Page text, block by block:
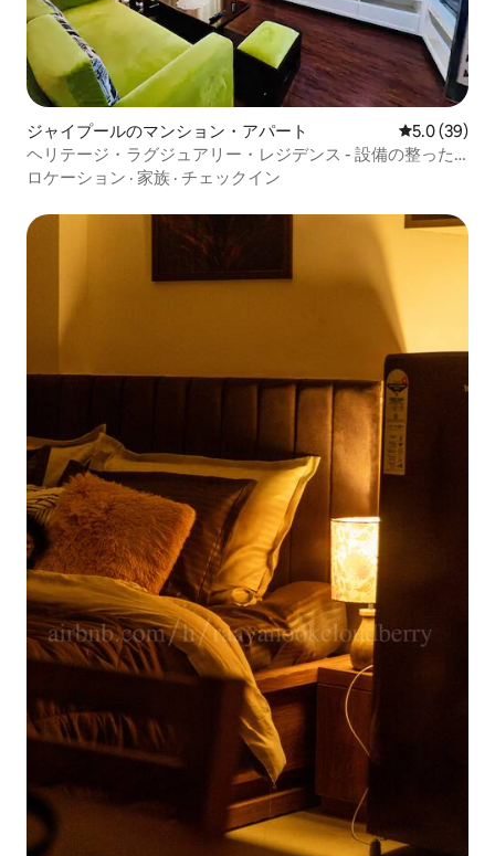
ジャイプールのマンション・アパート レビュー39
5.0 (39)
ヘリテージ・ラグジュアリー・レジデンス - 設備の整った
豪華なお部屋
ロケーション · 家族 · チェックイン